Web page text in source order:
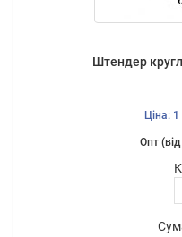
Штендер
Ціна:
Опт